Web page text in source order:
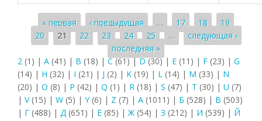
Страницы
« первая ‹ предыдущая … 17 18
19
20
21 22 23 24 25 …
следующая ›
последняя »
2 (1) | A (41) | B (18) | C(61)|D(30) | E (11) | F (23) | G
(14) | H (32) | I (21) | J (2) | K (19) | L (14) | M (33) | N
(20) | O (8) | P (42) | Q (1) | R (18) | S (47) | T (30) | U (7)
| V(15) | W (5) | Y(6) | Z (7) | А (1011) | Б (528) | В (503)
| Г (488) | Д (651) | Е (85) | Ж (54) | З (212) | И (539) | Й